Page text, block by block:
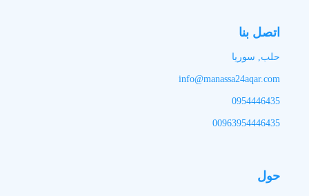
اتصل بنا
حلب, سوريا
info@manassa24aqar.com
0954446435
00963954446435
حول